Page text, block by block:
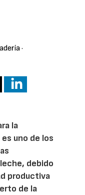
·
la
uno de los
debido
productiva
de la